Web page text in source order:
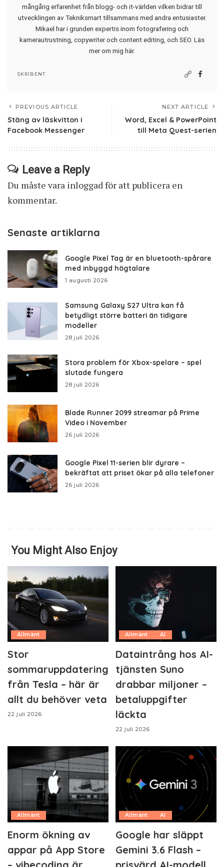
mångårig erfarenhet från blogg- och it-världen vilken bidrar till
utvecklingen av Tekniksmart tillsammans med andra entusiaster.
Mikael har i grunden expertis inom fotografering och
kamerautrustning, copywriter och content editing, och SEO. Läs
mer om mig här.
SKRIBENT
PREVIOUS ARTICLE
Stäng av läskvitton i
Facebook Messenger
NEXT ARTICLE
Word, Excel & PowerPoint
till Meta Quest-serien
Leave a Reply
Du måste vara inloggadför att publicera en
kommentar.
Senaste artiklarna
Google Pixel Tag är en bluetooth-spårare
med inbyggd högtalare
1 augusti 2026
Samsung Galaxy S27 Ultra kan få
betydligt större batteri än tidigare
modeller
28 juli 2026
Stora problem för Xbox-spelare – spel
slutade fungera
28 juli 2026
Blade Runner 2099 streamar på Prime
Video i November
26 juli 2026
Google Pixel 11-serien blir dyrare –
bekräftat att priset ökar på alla telefoner
26 juli 2026
You Might Also Enjoy
Allmänt
Stor
sommaruppdatering
från Tesla – här är
allt du behöver veta
22 juli 2026
Allmänt AI
Dataintrång hos AI-
tjänsten Suno
drabbar miljoner –
betaluppgifter
läckta
22 juli 2026
Allmänt
Enorm ökning av
appar på App Store
Allmänt AI
Google har släppt
Gemini 3.6 Flash –